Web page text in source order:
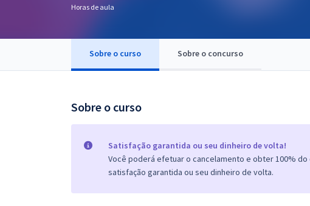
OAB
Questões grátis
Conteúdo gratuito
Horas de aula
Sobre o curso Sobre o concurso
Sobre o curso
Satisfação garantida ou seu dinheiro de volta!
Você poderá efetuar o cancelamento e obter 100%
satisfação garantida ou seu dinheiro de volta.